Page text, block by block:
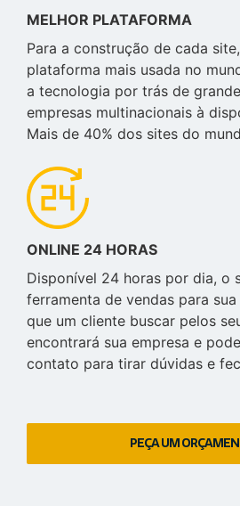
MELHOR PLATAFORMA
Para a construção de cada
plataforma mais usada no
a tecnologia por trás de
empresas multinacionais à
Mais de 40% dos sites do
ONLINE 24 HORAS
Disponível 24 horas por dia, o
ferramenta de vendas para
que um cliente buscar pelos
encontrará sua empresa e
contato para tirar dúvidas e
PEÇA UM